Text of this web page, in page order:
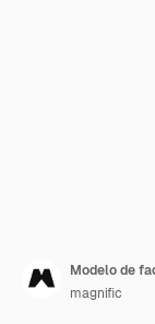
Modelo de
magnific